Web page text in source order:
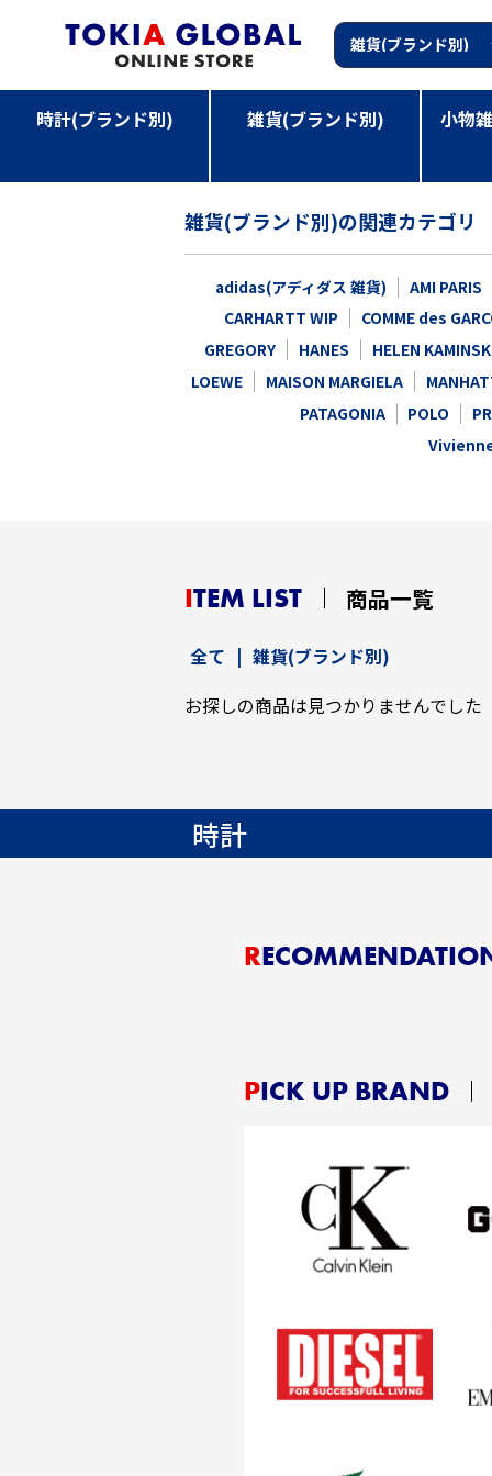
時計(ブランド別) 雑貨(ブランド別) 小物
雑貨(ブランド別)の関連カテゴリ
adidas(アディダス 雑貨)
AMI PARIS
CARHARTT WIP
COMME des
GREGORY
HANES
HELEN
LOEWE
MAISON MARGIELA
PATAGONIA
POLO
ITEM LIST 商品一覧
全て | 雑貨(ブランド別)
お探しの商品は見つかりませんでした
時計
PICK UP BRAND